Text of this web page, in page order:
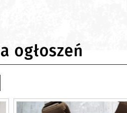
ogłoszeń